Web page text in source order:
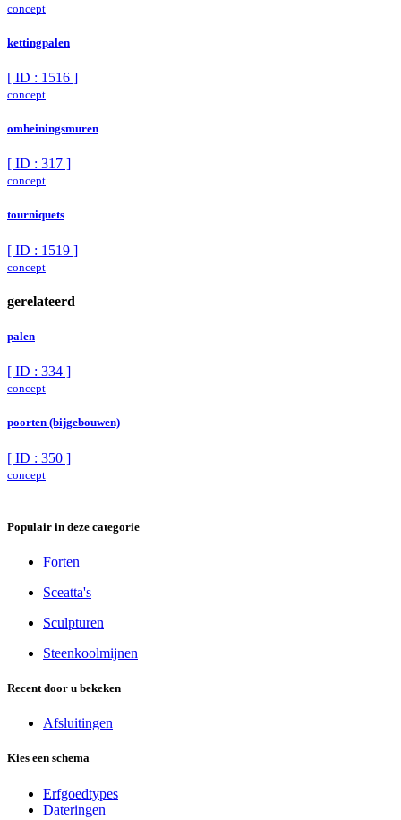
concept
kettingpalen
[ ID : 1516 ]
concept
omheiningsmuren
[ ID : 317 ]
concept
tourniquets
[ ID : 1519 ]
concept
gerelateerd
palen
[ ID : 334 ]
concept
poorten (bijgebouwen)
[ ID : 350 ]
concept
Populair in deze categorie
Forten
Sceatta's
Sculpturen
Steenkoolmijnen
Recent door u bekeken
Afsluitingen
Kies een schema
Erfgoedtypes
Dateringen